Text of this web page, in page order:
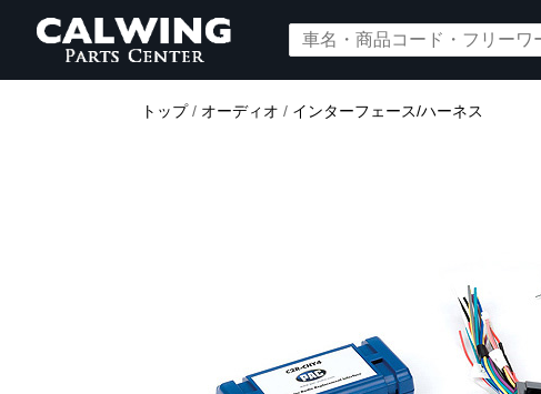
トップ/ オーディオ / インターフェース/ハーネス